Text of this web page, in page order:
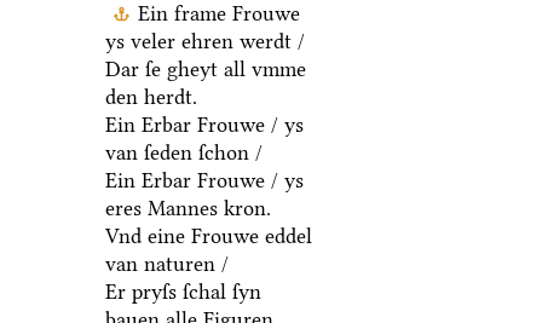
Ein frame Frouwe
ys veler ehren werdt /
Dar ſe gheyt all vmme
den herdt.
Ein Erbar Frouwe / ys
van ſeden ſchon /
Ein Erbar Frouwe / ys
eres Mannes kron.
Vnd eine Frouwe eddel
van naturen /
Er pryſs ſchal ſyn